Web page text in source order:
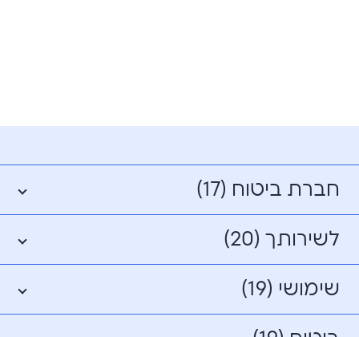
חברת ביטוח (17)
לשירותך (20)
שימושי (19)